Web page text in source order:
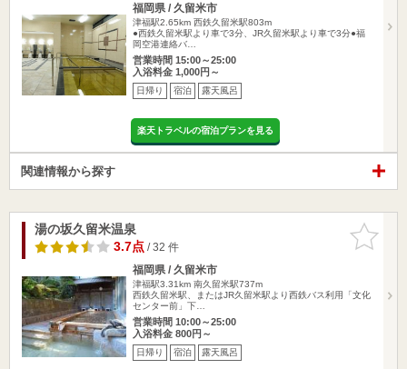
福岡県 / 久留米市
津福駅2.65km 西鉄久留米駅803m
●西鉄久留米駅より車で3分、JR久留米駅より車で3分●福
岡空港連絡バ…
営業時間 15:00～25:00
入浴料金 1,000円～
日帰り 宿泊 露天風呂
楽天トラベルの宿泊プランを見る
関連情報から探す
お気に入
りに追加
湯の坂久留米温泉
3.7点/ 32 件
福岡県 / 久留米市
津福駅3.31km 南久留米駅737m
西鉄久留米駅、またはJR久留米駅より西鉄バス利用「文化
センター前」下…
営業時間 10:00～25:00
入浴料金 800円～
日帰り 宿泊 露天風呂